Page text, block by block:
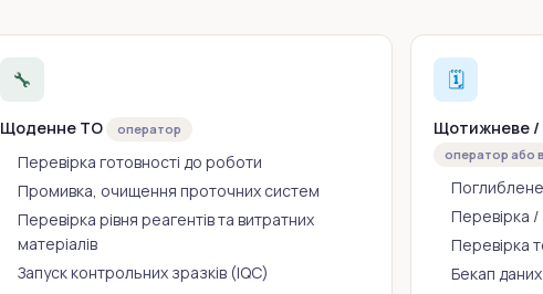
🔧
Щоденне ТО оператор
Перевірка готовності до роботи
Промивка, очищення проточних систем
Перевірка рівня реагентів та витратних
матеріалів
Запуск контрольних зразків (IQC)
🗓️
Щотижневе /
оператор або
Перевірка /
Перевірка
Бекап